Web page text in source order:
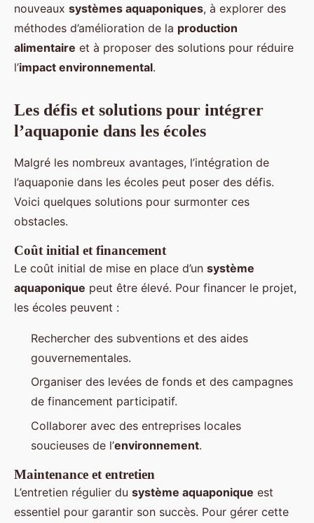
nouveaux systèmes aquaponiques, à explorer des
méthodes d’amélioration de la production
alimentaire et à proposer des solutions pour réduire
l’impact environnemental.
Les défis et solutions pour intégrer
l’aquaponie dans les écoles
Malgré les nombreux avantages, l’intégration de
l’aquaponie dans les écoles peut poser des défis.
Voici quelques solutions pour surmonter ces
obstacles.
Coût initial et financement
Le coût initial de mise en place d’un système
aquaponique peut être élevé. Pour financer le projet,
les écoles peuvent :
Rechercher des subventions et des aides
gouvernementales.
Organiser des levées de fonds et des campagnes
de financement participatif.
Collaborer avec des entreprises locales
soucieuses de l’environnement.
Maintenance et entretien
L’entretien régulier du système aquaponique est
essentiel pour garantir son succès. Pour gérer cette